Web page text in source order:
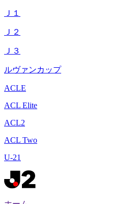
Ｊ１
Ｊ２
Ｊ３
ルヴァンカップ
ACLE
ACL Elite
ACL2
ACL Two
U-21